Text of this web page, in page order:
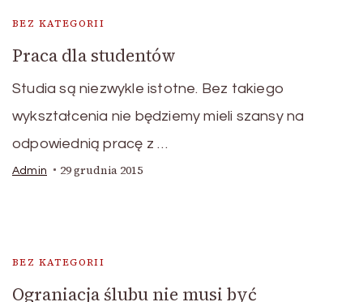
BEZ KATEGORII
Praca dla studentów
Studia są niezwykle istotne. Bez takiego
wykształcenia nie będziemy mieli szansy na
odpowiednią pracę z …
Admin 29 grudnia 2015
BEZ KATEGORII
Ograniacja ślubu nie musi być